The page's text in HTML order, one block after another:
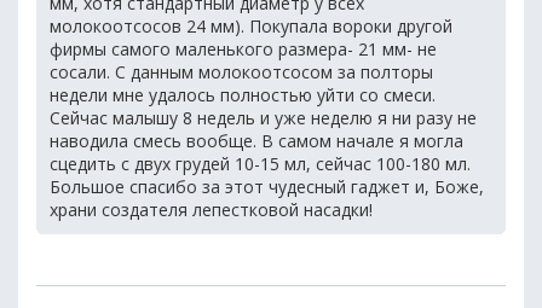
молокоотсосов 24 мм). Покупала вороки другой
фирмы самого маленького размера- 21 мм- не
сосали. С данным молокоотсосом за полторы
недели мне удалось полностью уйти со смеси.
Сейчас малышу 8 недель и уже неделю я ни разу не
наводила смесь вообще. В самом начале я могла
сцедить с двух грудей 10-15 мл, сейчас 100-180 мл.
Большое спасибо за этот чудесный гаджет и, Боже,
храни создателя лепестковой насадки!